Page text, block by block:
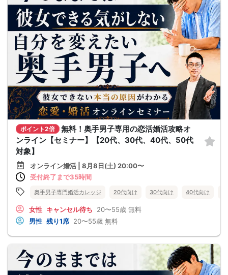
ポイント2倍
無料！奥手男子専用の恋活婚活攻略オ
ンライン【セミナー】【20代、30代、40代、50代
対象】
オンライン婚活 | 8月8日(土) 20:00〜
受付終了まで35時間
奥手男子専門婚活カレッジ 20代向け 30代向け 40代向け
女性 キャンセル待ち 20〜55歳 無料
男性 残り1席 20〜55歳 無料